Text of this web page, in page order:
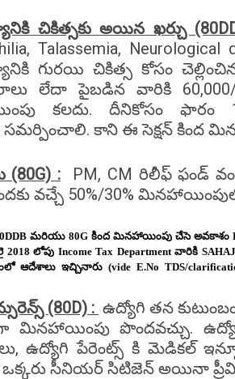
చికిత్సకు అయిన ఖర్చు
Talassemia,
గురయి చికిత్స కోసం
లేదా పైబడిన వారికి
కలదు. దీనికోసం ఫారం
కాని ఈ సెక్షన్ కింద
(80G) : PM, CM రిలీఫ్ ఫండ్
వచ్చే 50%/30%
80DDB మరియు 80G కింద మినహాయింపు చేసె అవకాశం
లోపు Income Tax Department వారికి
ఆదేశాలు ఇచ్చినారు (vide E.No TDS/
(80D) : ఉద్యోగి తన
మినహాయింపు పొందవచ్చు.
ఉద్యోగి పేరెంట్స్ కి మెడికల్
ఒక్కరు సీనియర్ సిటిజెన్ అయినా